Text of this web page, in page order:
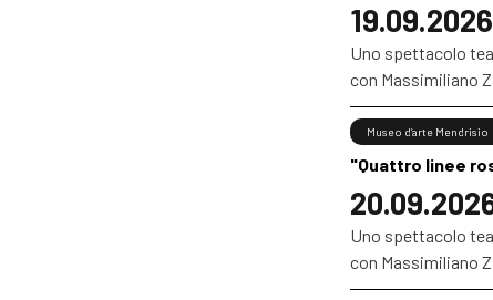
19.09.2026
Uno spettacolo
con Massimiliano
"Quattro linee
Museo d’arte Mendrisio
Uno spettacolo
con Massimiliano